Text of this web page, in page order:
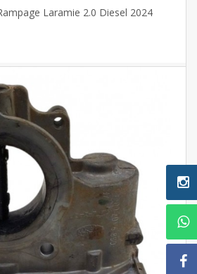
Laramie 2.0 Diesel 2024